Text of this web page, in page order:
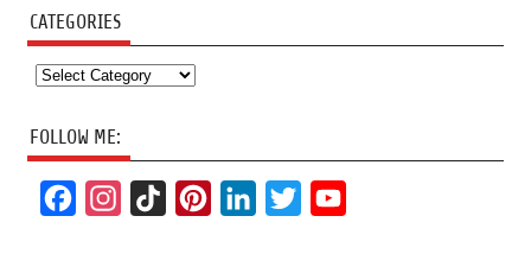
CATEGORIES
Categories
FOLLOW ME: